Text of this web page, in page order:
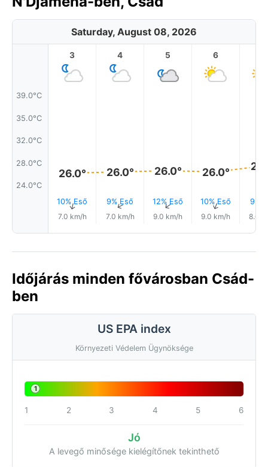
Saturday, August 08, 2026
39.0°C
35.0°C
32.0°C
28.0°C
24.0°C
3
26.0°
10% Eső
↑
7.0 km/h
4
26.0°
9% Eső
↑
7.0 km/h
5
26.0°
12% Eső
↑
9.0 km/h
6
26.0°
10% Eső
↑
9.0 km/h
9%
8.0
Időjárás minden fővárosban Csád-
ben
US EPA index
Környezeti Védelem Ügynöksége
1
1 2 3 4 5 6
Jó
A levegő minősége kielégítőnek tekinthető